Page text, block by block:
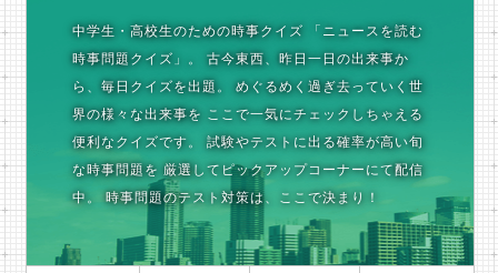
中学生・高校生のための時事クイズ 「ニュースを読む
時事問題クイズ」。
古今東西、昨日一日の出来事か
ら、毎日クイズを出題。
めぐるめく過ぎ去っていく世
界の様々な出来事を ここで一気にチェックしちゃえる
便利なクイズです。
試験やテストに出る確率が高い旬
な時事問題を 厳選してピックアップコーナーにて配信
中。
時事問題のテスト対策は、ここで決まり！